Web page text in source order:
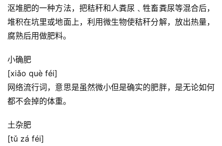
沤堆肥的一种方法，把秸秆和人粪尿﹑牲畜粪尿等混合后，
堆积在坑里或地面上，利用微生物使秸秆分解，放出热量，
腐熟后用做肥料。
小确肥
[xiǎo què féi]
网络流行词，意思是虽然微小但是确实的肥胖，是无论如何
都不会掉的体重。
土杂肥
[tǔ zá féi]